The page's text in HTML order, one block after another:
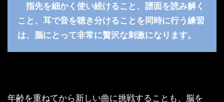
指先を細かく使い続けること、譜面を読み解く
こと、耳で音を聴き分けることを同時に行う練習
は、脳にとって非常に贅沢な刺激になります。
年齢を重ねてから新しい曲に挑戦することも、脳を